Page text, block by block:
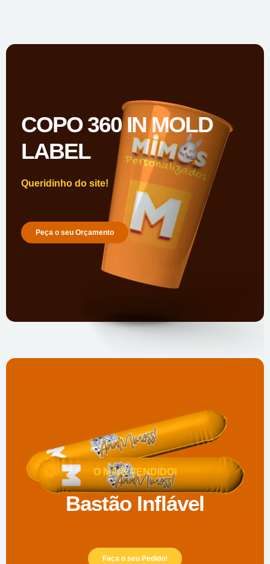
COPO 360 IN MOLD
LABEL
Queridinho do site!
Peça o seu Orçamento
O MAIS VENDIDO!
Bastão Inflável
Faça o seu Pedido!